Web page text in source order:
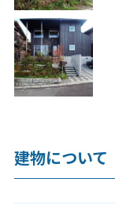
建物について